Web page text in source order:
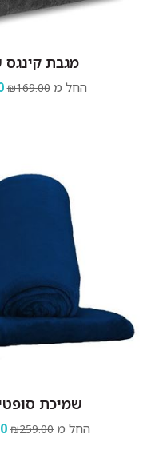
מגבת
החל מ ₪169.00
שמיכת סופטי
החל מ ₪259.00